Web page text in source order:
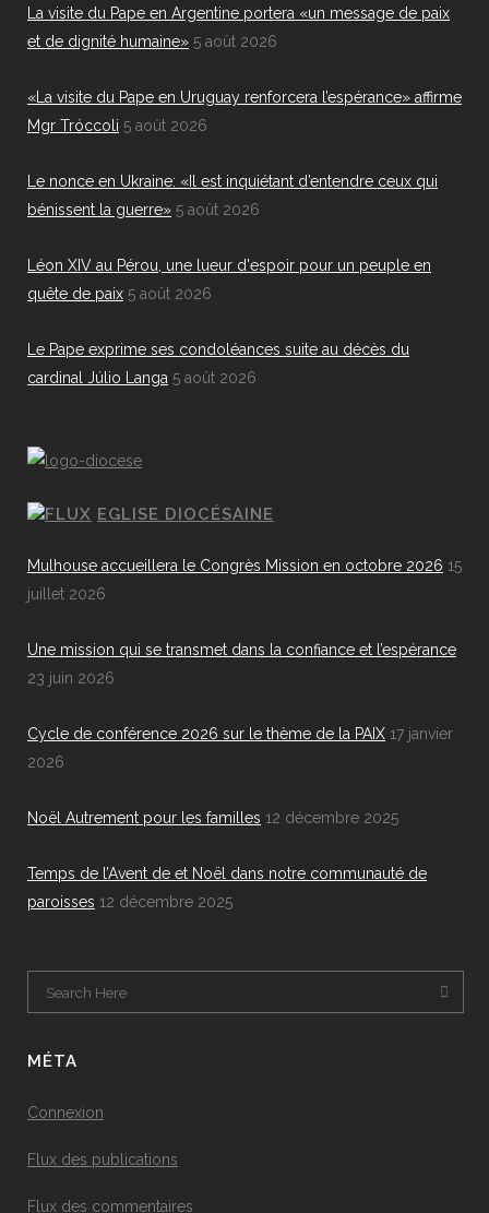
La visite du Pape en Argentine portera «un message de paix
et de dignité humaine» 5 août 2026
«La visite du Pape en Uruguay renforcera l’espérance» affirme
Mgr Tróccoli 5 août 2026
Le nonce en Ukraine: «Il est inquiétant d’entendre ceux qui
bénissent la guerre» 5 août 2026
Léon XIV au Pérou, une lueur d'espoir pour un peuple en
quête de paix 5 août 2026
Le Pape exprime ses condoléances suite au décès du
cardinal Júlio Langa 5 août 2026
EGLISE DIOCÉSAINE
Mulhouse accueillera le Congrès Mission en octobre 2026 15
juillet 2026
Une mission qui se transmet dans la confiance et l’espérance
23 juin 2026
Cycle de conférence 2026 sur le thème de la PAIX 17 janvier
2026
Noël Autrement pour les familles 12 décembre 2025
Temps de l’Avent de et Noël dans notre communauté de
paroisses 12 décembre 2025
MÉTA
Connexion
Flux des publications
Flux des commentaires